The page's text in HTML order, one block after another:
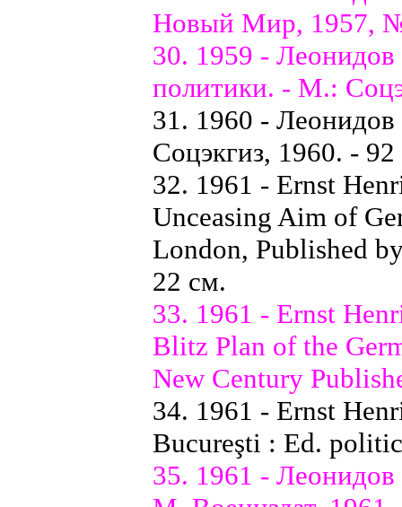
Новый Мир, 1957,
30. 1959 - Леонидов
политики. - М.:
31. 1960 -
Соцэкгиз, 1960. -
32. 1961 - Ernst
Unceasing Aim of
London, Published
22 см.
33. 1961 - Ernst
Blitz Plan of the
New Century
34. 1961 - Ernst
Bucureşti : Ed.
35. 1961 -